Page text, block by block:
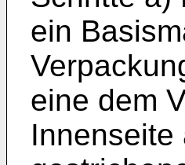
ein
eine dem
Innenseite